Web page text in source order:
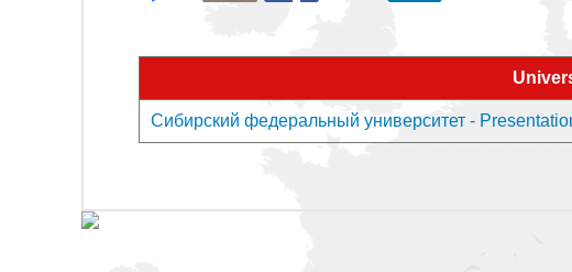
Сибирский федеральный университет -